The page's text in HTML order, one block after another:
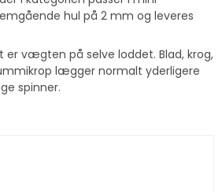
hul på 2 mm og leveres
vægten på selve loddet. Blad, krog,
lægger normalt yderligere
spinner.